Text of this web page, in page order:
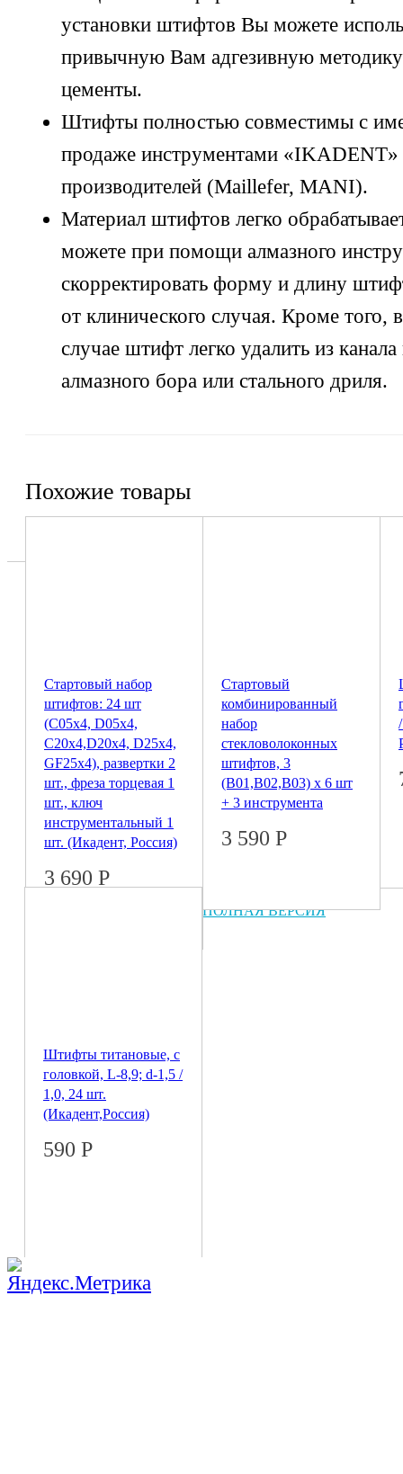
установки штифтов Вы можете
привычную Вам адгезивную
цементы.
Штифты полностью совместимы с
продаже инструментами «IKADENT»
производителей (Maillefer, MANI).
Материал штифтов легко
можете при помощи алмазного
скорректировать форму и длину
от клинического случая. Кроме того,
случае штифт легко удалить из
алмазного бора или стального дриля.
Похожие товары
Стартовый набор
штифтов: 24 шт
(С05х4, D05х4,
С20х4,D20х4, D25х4,
GF25х4), развертки 2
шт., фреза торцевая 1
шт., ключ
инструментальный 1
шт. (Икадент, Россия)
3 690 Р
Стартовый
комбинированный
набор
стекловолоконных
штифтов, 3
(В01,В02,В03) x 6 шт
+ 3 инструмента
3 590 Р
Штифты титановые, с
головкой, L-8,9; d-1,5 /
1,0, 24 шт.
(Икадент,Россия)
590 Р
ПОЛНАЯ ВЕРСИЯ